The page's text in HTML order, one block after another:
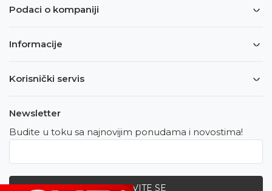
Podaci o kompaniji
Informacije
Korisnički servis
Newsletter
Budite u toku sa najnovijim ponudama i novostima!
PRIJAVITE SE